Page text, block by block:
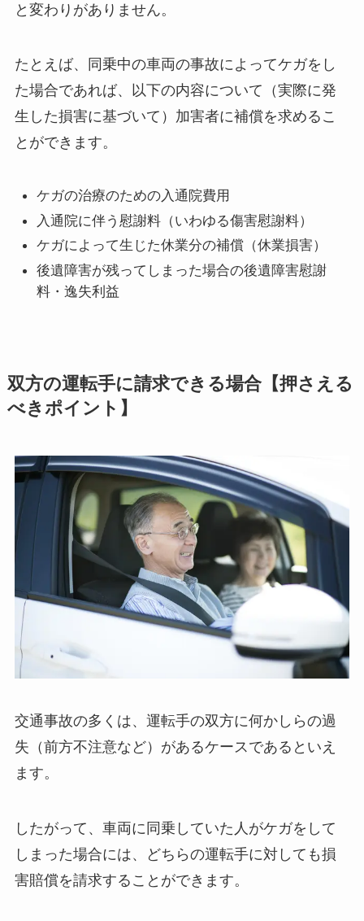
と変わりがありません。
たとえば、同乗中の車両の事故によってケガをし
た場合であれば、以下の内容について（実際に発
生した損害に基づいて）加害者に補償を求めるこ
とができます。
ケガの治療のための入通院費用
入通院に伴う慰謝料（いわゆる傷害慰謝料）
ケガによって生じた休業分の補償（休業損害）
後遺障害が残ってしまった場合の後遺障害慰謝
料・逸失利益
双方の運転手に請求できる場合【押さえる
べきポイント】
交通事故の多くは、運転手の双方に何かしらの過
失（前方不注意など）があるケースであるといえ
ます。
したがって、車両に同乗していた人がケガをして
しまった場合には、どちらの運転手に対しても損
害賠償を請求することができます。